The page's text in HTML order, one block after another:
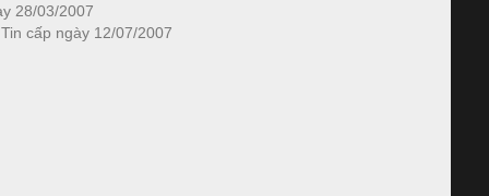
28/03/2007
cấp ngày 12/07/2007